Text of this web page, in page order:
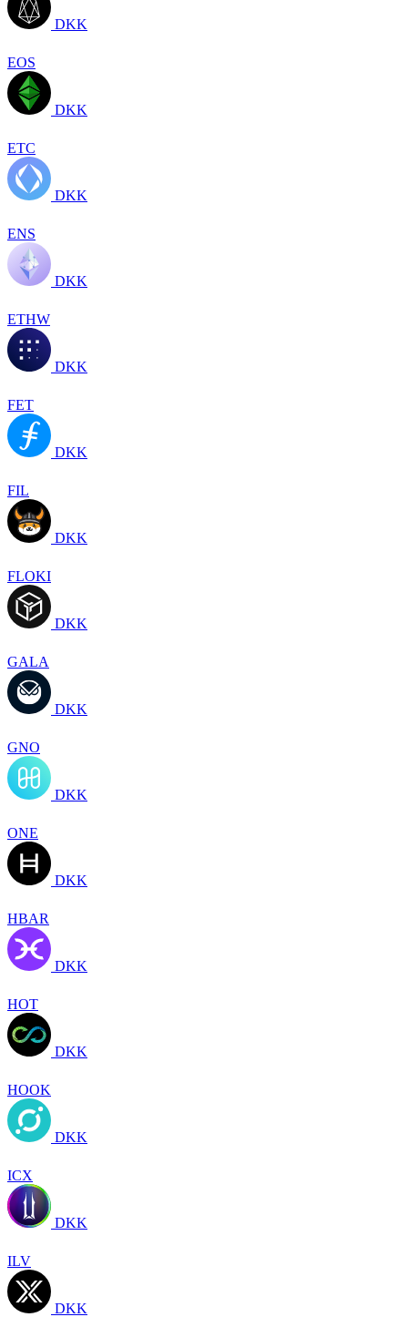
DKK
EOS
DKK
ETC
DKK
ENS
DKK
ETHW
DKK
FET
DKK
FIL
DKK
FLOKI
DKK
GALA
DKK
GNO
DKK
ONE
DKK
HBAR
DKK
HOT
DKK
HOOK
DKK
ICX
DKK
ILV
DKK